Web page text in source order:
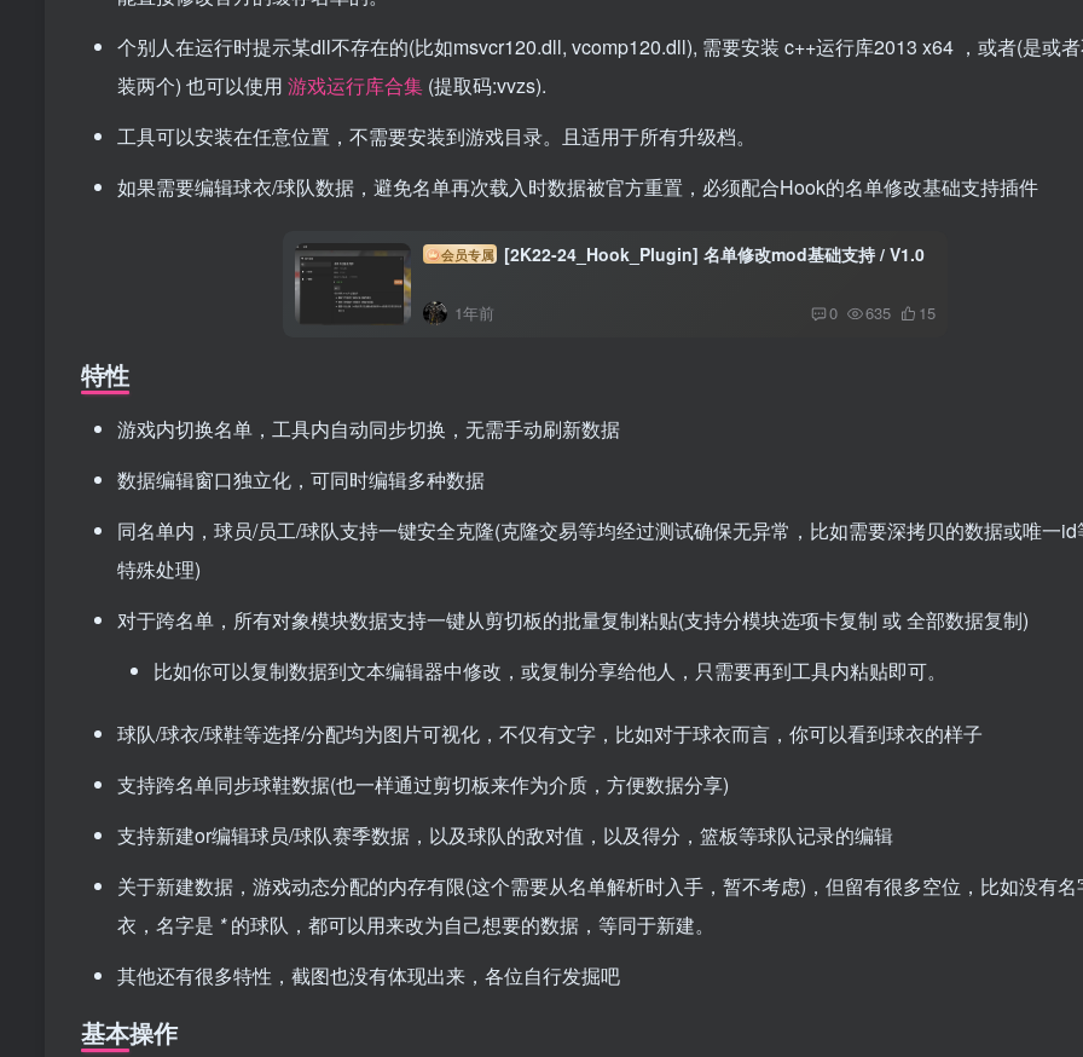
个别人在运行时提示某dll不存在的(比如msvcr120.dll, vcomp120.dll), 需要安装 c++运行库2013 x64 ，或者(是或
装两个) 也可以使用 游戏运行库合集 (提取码:vvzs).
工具可以安装在任意位置，不需要安装到游戏目录。且适用于所有升级档。
如果需要编辑球衣/球队数据，避免名单再次载入时数据被官方重置，必须配合Hook的名单修改基础支持插件
会员专属 [2K22-24_Hook_Plugin] 名单修改mod基础支持 / V1.0
1年前 0 635 15
特性
游戏内切换名单，工具内自动同步切换，无需手动刷新数据
数据编辑窗口独立化，可同时编辑多种数据
同名单内，球员/员工/球队支持一键安全克隆(克隆交易等均经过测试确保无异常，比如需要深拷贝的数据或唯一id
特殊处理)
对于跨名单，所有对象模块数据支持一键从剪切板的批量复制粘贴(支持分模块选项卡复制 或 全部数据复制)
比如你可以复制数据到文本编辑器中修改，或复制分享给他人，只需要再到工具内粘贴即可。
球队/球衣/球鞋等选择/分配均为图片可视化，不仅有文字，比如对于球衣而言，你可以看到球衣的样子
支持跨名单同步球鞋数据(也一样通过剪切板来作为介质，方便数据分享)
支持新建or编辑球员/球队赛季数据，以及球队的敌对值，以及得分，篮板等球队记录的编辑
关于新建数据，游戏动态分配的内存有限(这个需要从名单解析时入手，暂不考虑)，但留有很多空位，比如没有名
衣，名字是 *的球队，都可以用来改为自己想要的数据，等同于新建。
其他还有很多特性，截图也没有体现出来，各位自行发掘吧
基本操作